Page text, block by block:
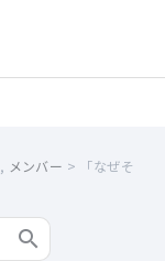
, メンバー >
「なぜそ